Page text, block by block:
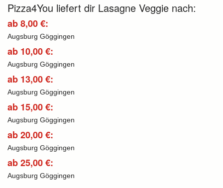
Pizza4You liefert dir Lasagne Veggie nach:
ab 8,00 €:
Augsburg Göggingen
ab 10,00 €:
Augsburg Göggingen
ab 13,00 €:
Augsburg Göggingen
ab 15,00 €:
Augsburg Göggingen
ab 20,00 €:
Augsburg Göggingen
ab 25,00 €:
Augsburg Göggingen